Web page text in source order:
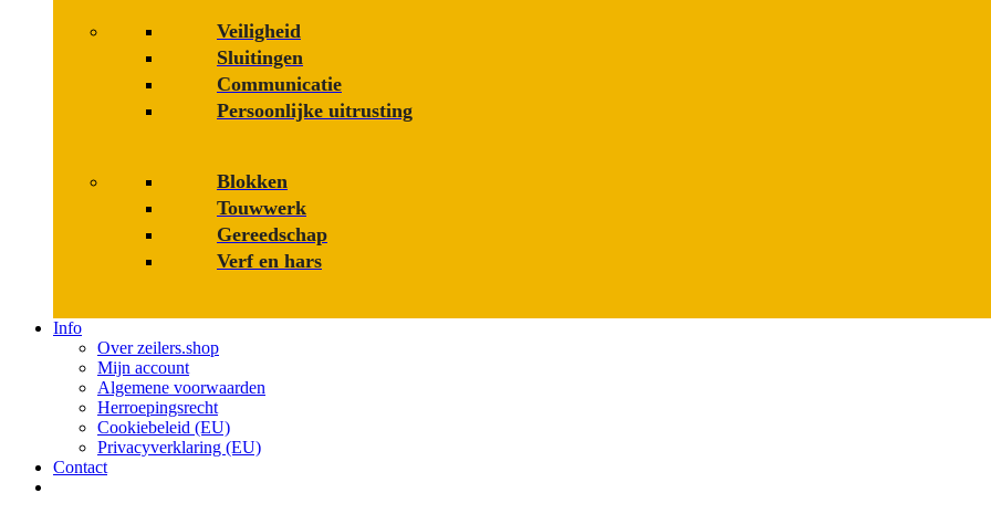
Veiligheid
Sluitingen
Communicatie
Persoonlijke uitrusting
Blokken
Touwwerk
Gereedschap
Verf en hars
Info
Over zeilers.shop
Mijn account
Algemene voorwaarden
Herroepingsrecht
Cookiebeleid (EU)
Privacyverklaring (EU)
Contact